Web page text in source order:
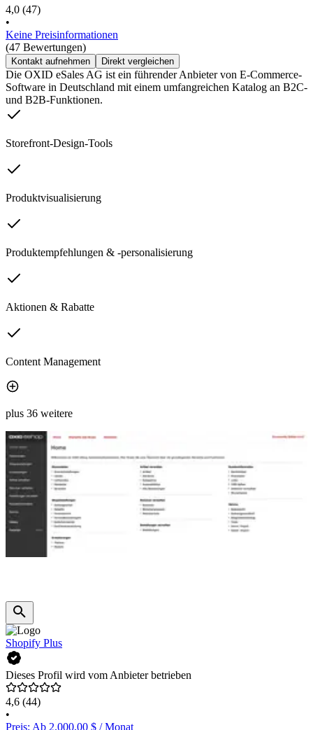
4,0 (47)
•
Keine Preisinformationen
(47 Bewertungen)
Kontakt aufnehmen Direkt vergleichen
Die OXID eSales AG ist ein führender Anbieter von E-Commerce-
Software in Deutschland mit einem umfangreichen Katalog an B2C-
und B2B-Funktionen.
Storefront-Design-Tools
Produktvisualisierung
Produktempfehlungen & -personalisierung
Aktionen & Rabatte
Content Management
plus 36 weitere
Shopify Plus
Dieses Profil wird vom Anbieter betrieben
4,6 (44)
•
Preis: Ab 2.000,00 $ / Monat